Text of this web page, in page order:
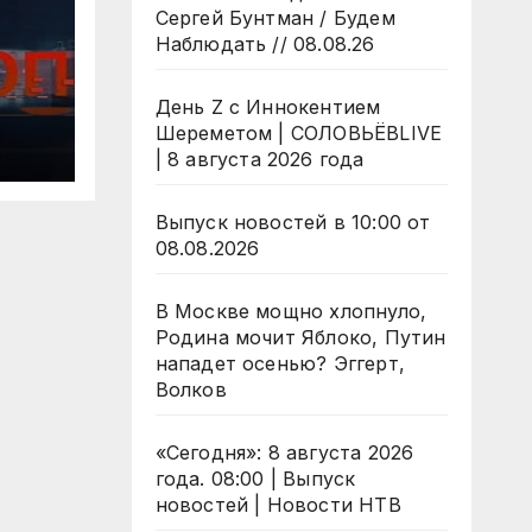
Сергей Бунтман / Будем
Наблюдать // 08.08.26
День Z с Иннокентием
Шереметом | СОЛОВЬЁВLIVE
| 8 августа 2026 года
Выпуск новостей в 10:00 от
08.08.2026
В Москве мощно хлопнуло,
Родина мочит Яблоко, Путин
нападет осенью? Эггерт,
Волков
«Сегодня»: 8 августа 2026
года. 08:00 | Выпуск
новостей | Новости НТВ